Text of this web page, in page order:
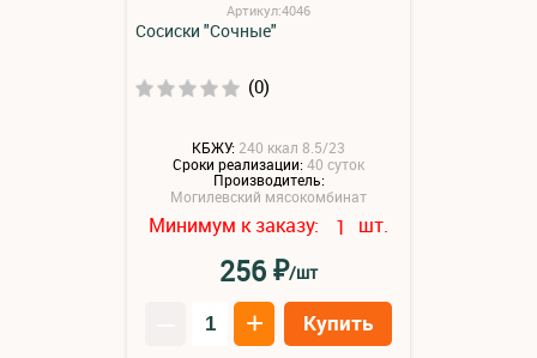
Артикул:4046
Сосиски "Сочные"
(0)
КБЖУ: 240 ккал 8.5/23
Сроки реализации:40 суток
Производитель:
Могилевский мясокомбинат
Минимум к заказу: 1 шт.
256₽/шт
+ Купить